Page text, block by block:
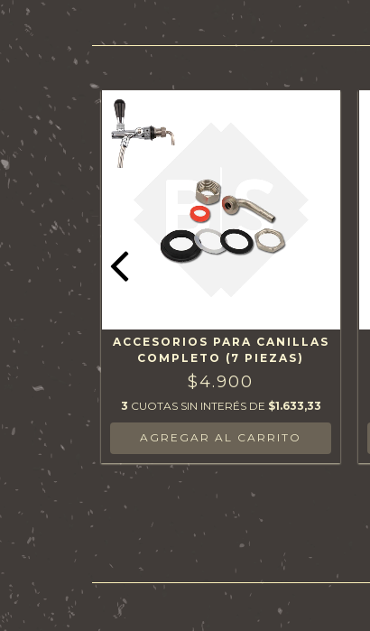
P/
ACCESORIOS PARA CANILLAS
COMPLETO (7 PIEZAS)
$4.900
3 CUOTAS SIN INTERÉS DE $1.633,33